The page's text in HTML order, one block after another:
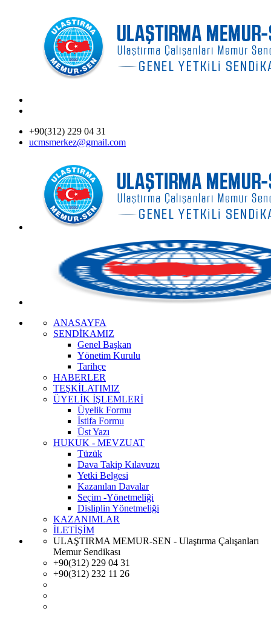
+90(312) 229 04 31
ucmsmerkez@gmail.com
ANASAYFA
SENDİKAMIZ
Genel Başkan
Yönetim Kurulu
Tarihçe
HABERLER
TEŞKİLATIMIZ
ÜYELİK İŞLEMLERİ
Üyelik Formu
İstifa Formu
Üst Yazı
HUKUK - MEVZUAT
Tüzük
Dava Takip Kılavuzu
Yetki Belgesi
Kazanılan Davalar
Seçim -Yönetmeliği
Disliplin Yönetmeliği
KAZANIMLAR
İLETİŞİM
ULAŞTIRMA MEMUR-SEN - Ulaştırma Çalışanları
Memur Sendikası
+90(312) 229 04 31
+90(312) 232 11 26